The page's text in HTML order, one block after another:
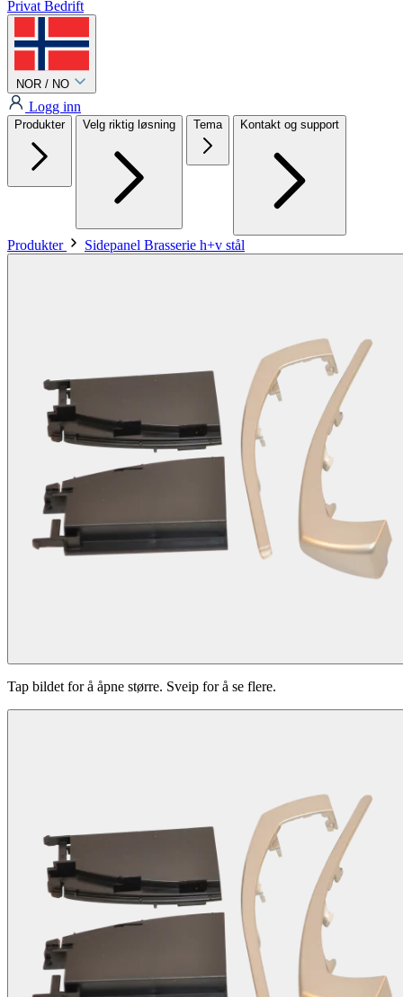
Privat Bedrift
NOR / NO
Logg inn
Produkter Velg riktig løsning Tema Kontakt og support
Produkter Sidepanel Brasserie h+v stål
Tap bildet for å åpne større. Sveip for å se flere.